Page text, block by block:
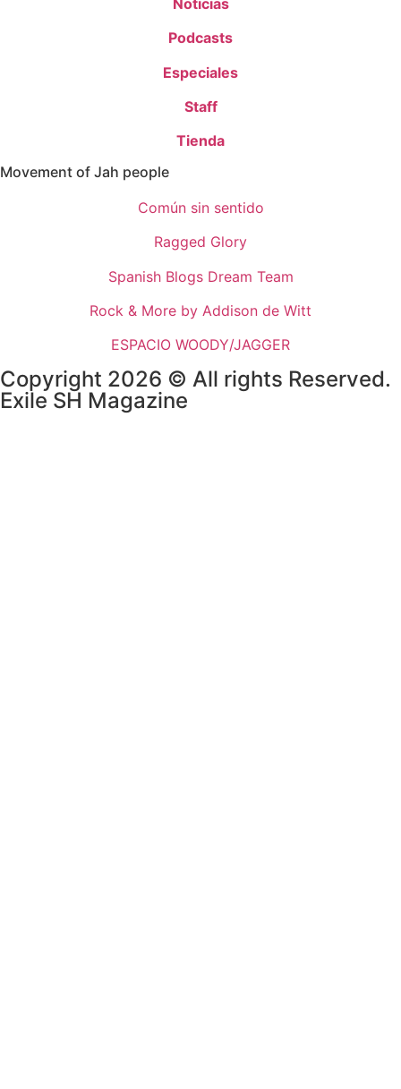
Podcasts
Especiales
Staff
Tienda
Movement of Jah people
Común sin sentido
Ragged Glory
Spanish Blogs Dream Team
Rock & More by Addison de Witt
ESPACIO WOODY/JAGGER
Copyright 2026 © All rights Reserved.
Exile SH Magazine